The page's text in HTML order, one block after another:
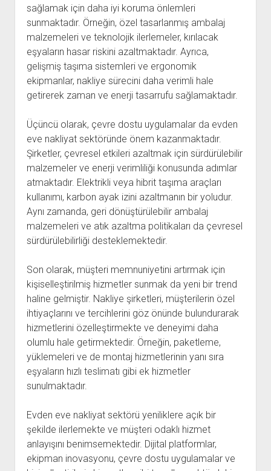
sağlamak için daha iyi koruma önlemleri
sunmaktadır. Örneğin, özel tasarlanmış ambalaj
malzemeleri ve teknolojik ilerlemeler, kırılacak
eşyaların hasar riskini azaltmaktadır. Ayrıca,
gelişmiş taşıma sistemleri ve ergonomik
ekipmanlar, nakliye sürecini daha verimli hale
getirerek zaman ve enerji tasarrufu sağlamaktadır.
Üçüncü olarak, çevre dostu uygulamalar da evden
eve nakliyat sektöründe önem kazanmaktadır.
Şirketler, çevresel etkileri azaltmak için sürdürülebilir
malzemeler ve enerji verimliliği konusunda adımlar
atmaktadır. Elektrikli veya hibrit taşıma araçları
kullanımı, karbon ayak izini azaltmanın bir yoludur.
Aynı zamanda, geri dönüştürülebilir ambalaj
malzemeleri ve atık azaltma politikaları da çevresel
sürdürülebilirliği desteklemektedir.
Son olarak, müşteri memnuniyetini artırmak için
kişiselleştirilmiş hizmetler sunmak da yeni bir trend
haline gelmiştir. Nakliye şirketleri, müşterilerin özel
ihtiyaçlarını ve tercihlerini göz önünde bulundurarak
hizmetlerini özelleştirmekte ve deneyimi daha
olumlu hale getirmektedir. Örneğin, paketleme,
yüklemeleri ve de montaj hizmetlerinin yanı sıra
eşyaların hızlı teslimatı gibi ek hizmetler
sunulmaktadır.
Evden eve nakliyat sektörü yeniliklere açık bir
şekilde ilerlemekte ve müşteri odaklı hizmet
anlayışını benimsemektedir. Dijital platformlar,
ekipman inovasyonu, çevre dostu uygulamalar ve